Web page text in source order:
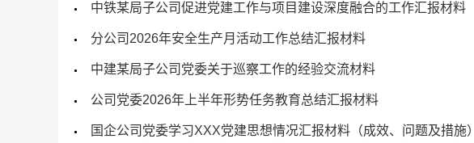
中铁某局子公司促进党建工作与项目建设深度融合的工作汇报材料
分公司2026年安全生产月活动工作总结汇报材料
中建某局子公司党委关于巡察工作的经验交流材料
公司党委2026年上半年形势任务教育总结汇报材料
国企公司党委学习XXX党建思想情况汇报材料（成效、问题及措施）